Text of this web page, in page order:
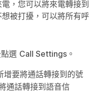
，您可以將來電轉接到
被打擾，可以將所有呼
點選 Call Settings 。
增要將通話轉接到的號
通話轉接到語音信